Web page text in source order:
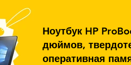
Ноутбук HP
дюймов,
оперативная